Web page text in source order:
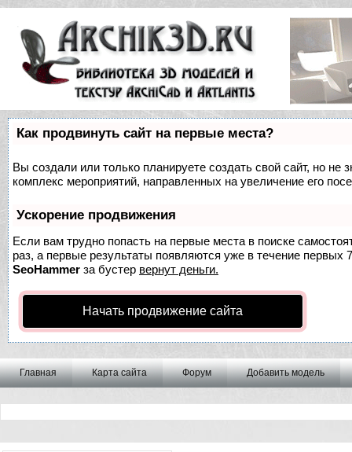
Как продвинуть сайт на первые места?
Вы создали или только планируете создать свой сайт, но не
комплекс мероприятий, направленных на увеличение его
Ускорение продвижения
Если вам трудно попасть на первые места в поиске
раз, а первые результаты появляются уже в течение первых
SeoHammer за бустер вернут деньги.
Начать продвижение сайта
Главная Карта сайта Форум Добавить модель